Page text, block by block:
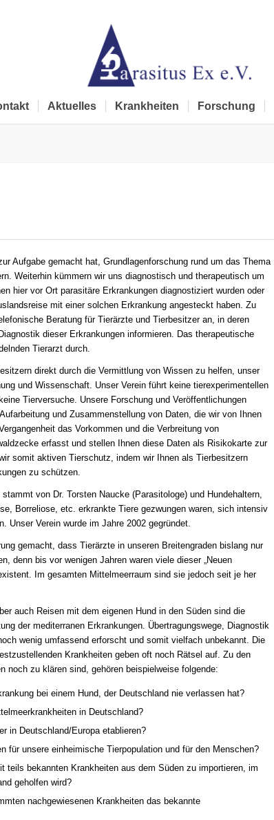
Aktuelles Krankheiten Forschung
Aufgabe gemacht hat, Grundlagenforschung rund um das Thema
Weiterhin kümmern wir uns diagnostisch und therapeutisch um
hier vor Ort parasitäre Erkrankungen diagnostiziert wurden oder
mit einer solchen Erkrankung angesteckt haben. Zu
Beratung für Tierärzte und Tierbesitzer an, in deren
dieser Erkrankungen informieren. Das therapeutische
Tierarzt durch.
direkt durch die Vermittlung von Wissen zu helfen, unser
und Wissenschaft. Unser Verein führt keine tierexperimentellen
Tierversuche. Unsere Forschung und Veröffentlichungen
und Zusammenstellung von Daten, die wir von Ihnen
das Vorkommen und die Verbreitung von
erfasst und stellen Ihnen diese Daten als Risikokarte zur
somit aktiven Tierschutz, indem wir Ihnen als Tierbesitzern
zu schützen.
von Dr. Torsten Naucke (Parasitologe) und Hundehaltern,
Borreliose, etc. erkrankte Tiere gezwungen waren, sich intensiv
Unser Verein wurde im Jahre 2002 gegründet.
gemacht, dass Tierärzte in unseren Breitengraden bislang nur
denn bis vor wenigen Jahren waren viele dieser „Neuen
Im gesamten Mittelmeerraum sind sie jedoch seit je her
auch Reisen mit dem eigenen Hund in den Süden sind die
der mediterranen Erkrankungen. Übertragungswege, Diagnostik
wenig umfassend erforscht und somit vielfach unbekannt. Die
Krankheiten geben oft noch Rätsel auf. Zu den
noch zu klären sind, gehören beispielweise folgende:
bei einem Hund, der Deutschland nie verlassen hat?
in Deutschland?
in Deutschland/Europa etablieren?
für unsere einheimische Tierpopulation und für den Menschen?
teils bekannten Krankheiten aus dem Süden zu importieren, im
geholfen wird?
nachgewiesenen Krankheiten das bekannte